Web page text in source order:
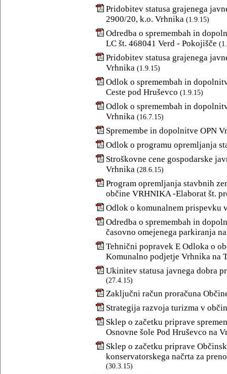
Pridobitev statusa grajenega
2900/20, k.o. Vrhnika (1.9.15)
Odredba o spremembah in
LC št. 468041 Verd - Pokojišče
Pridobitev statusa grajenega
Vrhnika (1.9.15)
Odlok o spremembah in
Ceste pod Hruševco (1.9.15)
Odlok o spremembah in
Vrhnika (16.7.15)
Spremembe in dopolnitve OPN
Odlok o programu opremljanja
Stroškovne cene gospodarske
Vrhnika (28.6.15)
Program opremljanja stavbnih
občine VRHNIKA -Elaborat št.
Odlok o komunalnem prispevku
Odredba o spremembah in
časovno omejenega parkiranja
Tehnični popravek E Odloka o
Komunalno podjetje Vrhnika na
Ukinitev statusa javnega dobra
(27.4.15)
Zaključni račun proračuna
Strategija razvoja turizma v
Sklep o začetku priprave
Osnovne šole Pod Hruševco na
Sklep o začetku priprave
konservatorskega načrta za
(30.3.15)